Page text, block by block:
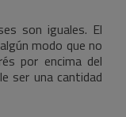
son iguales. El
modo que no
por encima del
ser una cantidad